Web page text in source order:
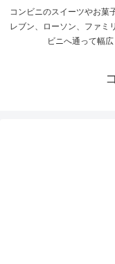
コンビニのスイーツやお菓
レブン、ローソン、ファミ
ビニへ通って幅